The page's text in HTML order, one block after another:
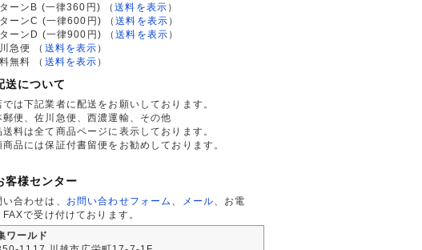
ーンB (一律360円)
（送料を表示 ）
ーンC (一律600円)
（送料を表示 ）
ーンD (一律900円)
（送料を表示 ）
急便
（ 送料を表示 ）
無料
（ 送料を表示 ）
送について
では下記業者に配送をお願いしております。
郵便、佐川急便、西濃運輸、その他
送料は全て商品ページに表示しております。
商品には保証付書留便をお勧めしております。
客様センター
い合わせは、 お問い合わせフォーム メール 、お電
FAXで受け付けております。
ワールド